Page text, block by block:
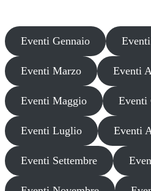
Eventi Gennaio
Eventi Marzo Eventi
Eventi Maggio Eventi
Eventi Luglio Eventi
Eventi Settembre